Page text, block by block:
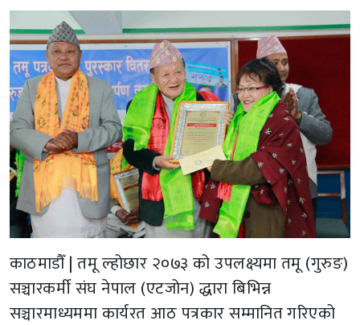
काठमाडौँ | तमू ल्होछार २०७३ को उपलक्ष्यमा तमू (गुरुङ)
सञ्चारकर्मी संघ नेपाल (एटजोन) द्धारा बिभिन्न
सञ्चारमाध्यममा कार्यरत आठ पत्रकार सम्मानित गरिएको